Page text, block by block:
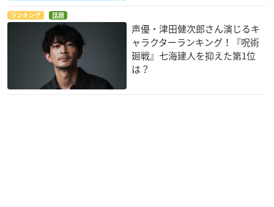
ランキング 話題
声優・津田健次郎さん演じるキ
ャラクターランキング！『呪術
廻戦』七海建人を抑えた第1位
は？